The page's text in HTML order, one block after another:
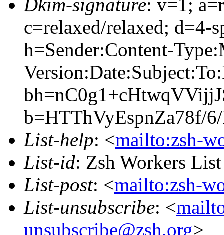
Dkim-signature: v=1;
c=relaxed/relaxed; d=4-
h=Sender:Content-
b=HTThVyEspnZa78f/
List-help: <mailto:zsh-
List-id: Zsh Workers
List-post: <mailto:zsh-
List-unsubscribe: <
unsubscribe@zsh.org>